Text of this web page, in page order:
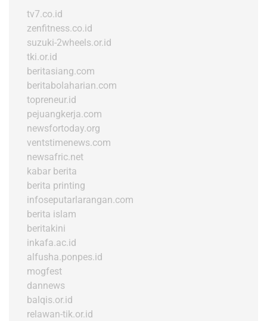
tv7.co.id
zenfitness.co.id
suzuki-2wheels.or.id
tki.or.id
beritasiang.com
beritabolaharian.com
topreneur.id
pejuangkerja.com
newsfortoday.org
ventstimenews.com
newsafric.net
kabar berita
berita printing
infoseputarlarangan.com
berita islam
beritakini
inkafa.ac.id
alfusha.ponpes.id
mogfest
dannews
balqis.or.id
relawan-tik.or.id